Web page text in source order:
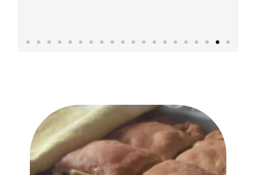
סיור בסלוניקי
בעברית –
מעניין ומקיף